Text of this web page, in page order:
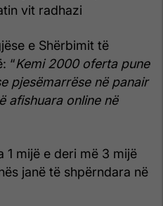
vit radhazi
e Shërbimit të
“Kemi 2000 oferta pune
pjesëmarrëse në panair
afishuara online në
1 mijë e deri më 3 mijë
janë të shpërndara në